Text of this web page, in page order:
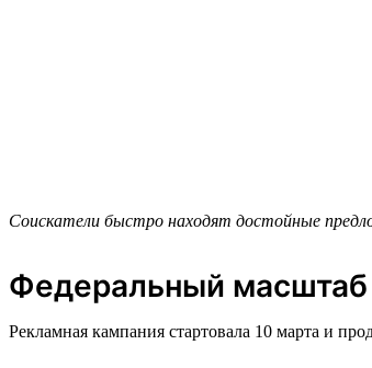
Соискатели быстро находят достойные
Федеральный масштаб
Рекламная кампания стартовала 10 марта и